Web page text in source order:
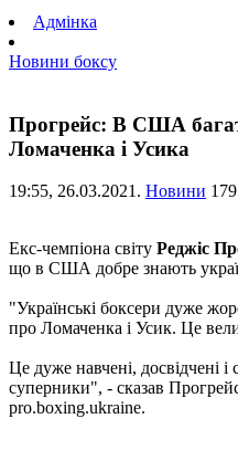
Адмінка
Новини боксу
Прогрейс: В США
Ломаченка і Усика
19:55, 26.03.2021. Новини
Екс-чемпіона світу Реджіс
що в США добре знають
"Українські боксери дуже
про Ломаченка і Усик. Це
Це дуже навчені, досвідчені
суперники", - сказав
pro.boxing.ukraine.